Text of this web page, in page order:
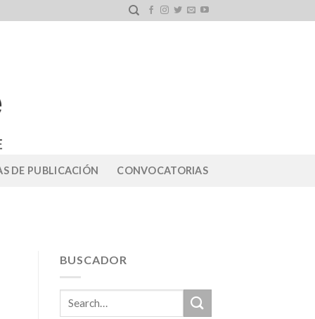
DE PUBLICACIÓN CONVOCATORIAS
BUSCADOR